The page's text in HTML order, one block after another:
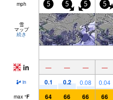
mph 5 5 5 5
雪
マップ
続き
in — — — —
in 0.1 0.2 0.08 0.04
max °F 64 66 66 66